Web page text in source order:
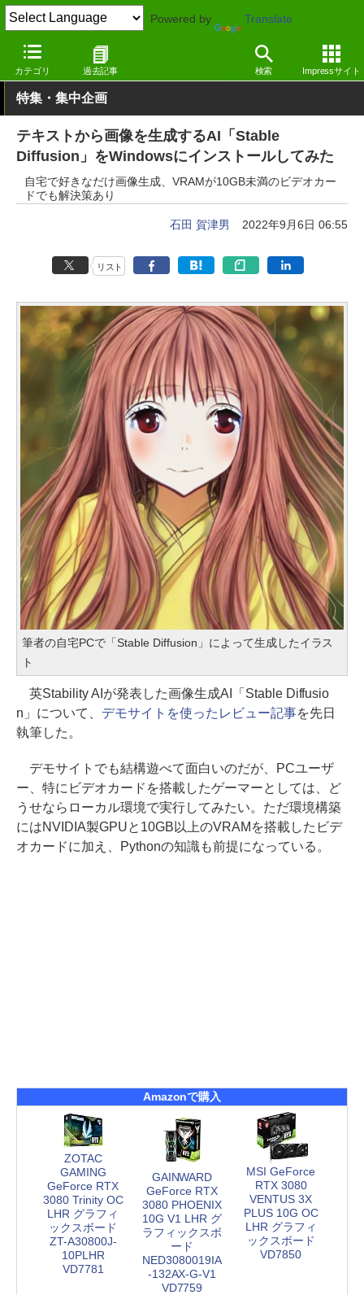
Powered by Translate
カテゴリ 過去記事 検索 Impressサイト
窓の杜 ジェネレーティブAI
特集・集中企画
テキストから画像を生成するAI「Stable
Diffusion」をWindowsにインストールしてみた
自宅で好きなだけ画像生成、VRAMが10GB未満のビデオカー
ドでも解決策あり
石田 賀津男 2022年9月6日 06:55
リスト
筆者の自宅PCで「Stable Diffusion」によって生成したイラス
ト
英Stability AIが発表した画像生成AI「Stable Diffusio
n」について、 デモサイトを使ったレビュー記事を先日
執筆した。
デモサイトでも結構遊べて面白いのだが、PCユーザ
ー、特にビデオカードを搭載したゲーマーとしては、ど
うせならローカル環境で実行してみたい。ただ環境構築
にはNVIDIA製GPUと10GB以上のVRAMを搭載したビデ
オカードに加え、Pythonの知識も前提になっている。
Amazonで購入
ZOTAC
GAMING
GeForce RTX
3080 Trinity OC
LHR グラフィ
ックスボード
ZT-A30800J-
10PLHR
VD7781
GAINWARD
GeForce RTX
3080 PHOENIX
10G V1 LHR グ
ラフィックスボ
ード
NED3080019IA
-132AX-G-V1
VD7759
MSI GeForce
RTX 3080
VENTUS 3X
PLUS 10G OC
LHR グラフィ
ックスボード
VD7850